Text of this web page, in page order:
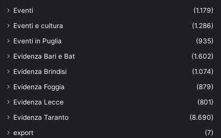
Eventi
(1.179)
Eventi e cultura
(1.286)
Eventi in Puglia
(935)
Evidenza Bari e Bat
(1.602)
Evidenza Brindisi
(1.074)
Evidenza Foggia
(879)
Evidenza Lecce
(801)
Evidenza Taranto
(8.690)
export
(7)